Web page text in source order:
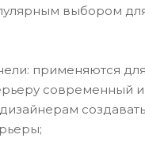
выбором
применяются
современный